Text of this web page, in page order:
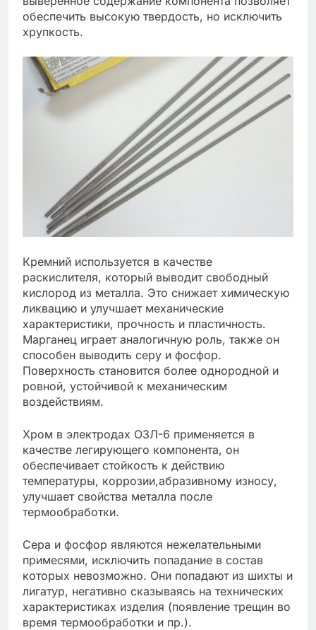
обеспечить высокую твердость, но исключить
хрупкость.
Кремний используется в качестве
раскислителя, который выводит свободный
кислород из металла. Это снижает химическую
ликвацию и улучшает механические
характеристики, прочность и пластичность.
Марганец играет аналогичную роль, также он
способен выводить серу и фосфор.
Поверхность становится более однородной и
ровной, устойчивой к механическим
воздействиям.
Хром в электродах ОЗЛ-6 применяется в
качестве легирующего компонента, он
обеспечивает стойкость к действию
температуры, коррозии,абразивному износу,
улучшает свойства металла после
термообработки.
Сера и фосфор являются нежелательными
примесями, исключить попадание в состав
которых невозможно. Они попадают из шихты и
лигатур, негативно сказываясь на технических
характеристиках изделия (появление трещин во
время термообработки и пр.).